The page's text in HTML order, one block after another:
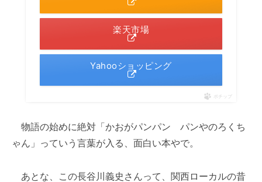
楽天市場
Yahooショッピング
ポチップ
物語の始めに絶対「かおがパンパン パンやのろくち
ゃん」っていう言葉が入る、面白い本やで。
あとな、この長谷川義史さんって、関西ローカルの昔